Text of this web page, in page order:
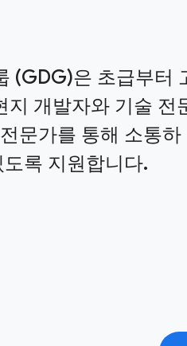
(GDG)은 초급부터
지 개발자와 기술 전
문가를 통해 소통하
록 지원합니다.